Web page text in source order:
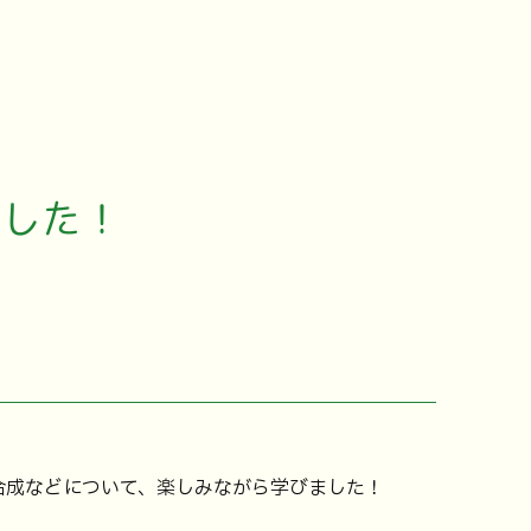
た！
などについて、楽しみながら学びました！